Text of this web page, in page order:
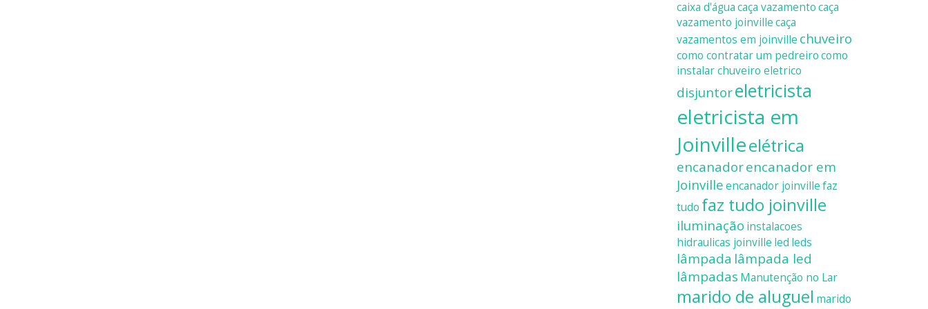
caixa d'águacaça vazamentocaça
vazamento joinvillecaça
vazamentos em joinville chuveiro
como contratar um pedreirocomo
instalar chuveiro eletrico
disjuntoreletricista
eletricista em
Joinvilleelétrica
encanadorencanador em
Joinvilleencanador joinvillefaz
tudo faz tudo joinville
iluminação instalacoes
hidraulicas joinville led leds
lâmpada lâmpada led
lâmpadas Manutenção no Lar
marido de aluguel marido